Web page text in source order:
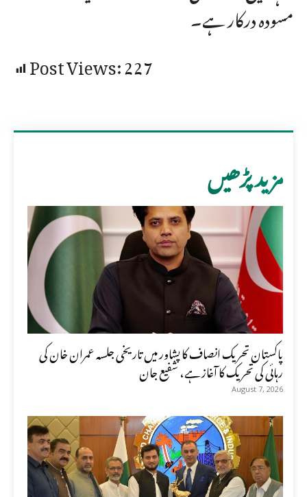
مسودہ درکار ہے۔
Post Views:227
مزید پڑھیں
پاکستان تحریک انصاف کا پشاور میں تاریخی جلسہ عمران خان کی
رہائی کی تحریک کا آغاز ہے، شفیع جان
August 7, 2026